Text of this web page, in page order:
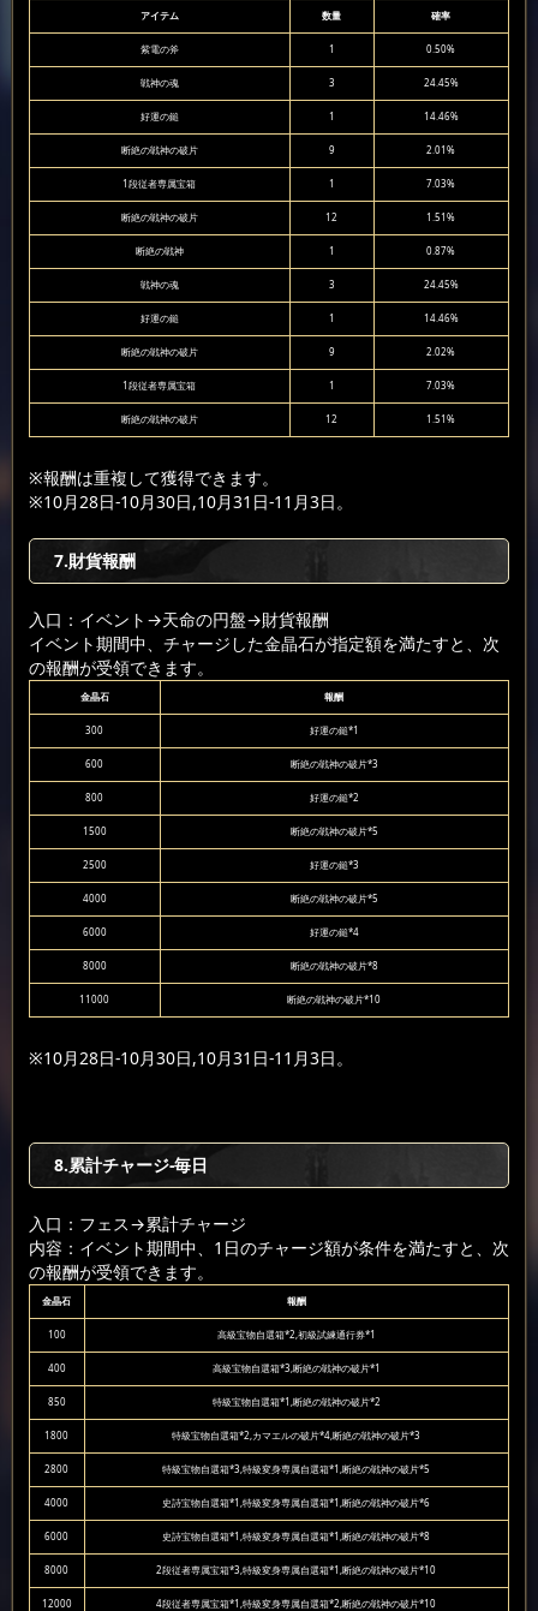
アイテム 数量 確率
紫電の斧 1 0.50%
戦神の魂 3 24.45%
好運の鎚 1 14.46%
断絶の戦神の破片 9 2.01%
1段従者専属宝箱 1 7.03%
断絶の戦神の破片 12 1.51%
断絶の戦神 1 0.87%
戦神の魂 3 24.45%
好運の鎚 1 14.46%
断絶の戦神の破片 9 2.02%
1段従者専属宝箱 1 7.03%
断絶の戦神の破片 12 1.51%
※報酬は重複して獲得できます。
※10月28日-10月30日,10月31日-11月3日。
7.財貨報酬
入口：イベント →天命の円盤→財貨報酬
イベント期間中、チャージした金晶石が指定額を満たすと、次
の報酬が受領できます。
金晶石 報酬
300 好運の鎚*1
600 断絶の戦神の破片*3
800 好運の鎚*2
1500 断絶の戦神の破片*5
2500 好運の鎚*3
4000 断絶の戦神の破片*5
6000 好運の鎚*4
8000 断絶の戦神の破片*8
11000 断絶の戦神の破片*10
※10月28日-10月30日,10月31日-11月3日。
8.累計チャージ-毎日
入口：フェス→累計チャージ
内容：イベント期間中、1日のチャージ額が条件を満たすと、次
の報酬が受領できます。
金晶石 報酬
100 高級宝物自選箱*2,初級試練通行券*1
400 高級宝物自選箱*3,断絶の戦神の破片*1
850 特級宝物自選箱*1,断絶の戦神の破片*2
1800 特級宝物自選箱*2,カマエルの破片*4,断絶の戦神の破片*3
2800 特級宝物自選箱*3,特級変身専属自選箱*1,断絶の戦神の破片*5
4000 史詩宝物自選箱*1,特級変身専属自選箱*1,断絶の戦神の破片*6
6000 史詩宝物自選箱*1,特級変身専属自選箱*1,断絶の戦神の破片*8
8000 2段従者専属宝箱*3,特級変身専属自選箱*1,断絶の戦神の破片*10
12000 4段従者専属宝箱*1,特級変身専属自選箱*2,断絶の戦神の破片*10